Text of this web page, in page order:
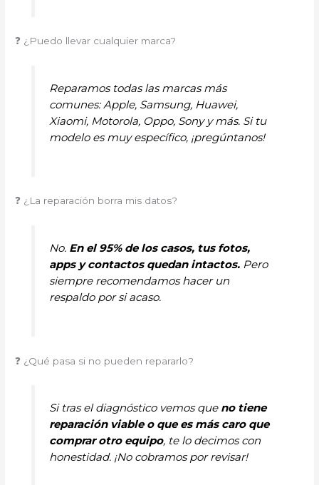
❓ ¿Puedo llevar cualquier marca?
Reparamos todas las marcas más
comunes: Apple, Samsung, Huawei,
Xiaomi, Motorola, Oppo, Sony y más. Si tu
modelo es muy específico, ¡pregúntanos!
❓ ¿La reparación borra mis datos?
No. En el 95% de los casos, tus fotos,
apps y contactos quedan intactos.Pero
siempre recomendamos hacer un
respaldo por si acaso.
❓ ¿Qué pasa si no pueden repararlo?
Si tras el diagnóstico vemos que no tiene
reparación viable o que es más caro que
comprar otro equipo, te lo decimos con
honestidad. ¡No cobramos por revisar!